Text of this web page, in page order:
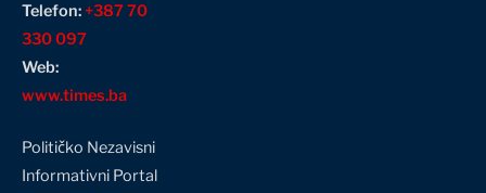
Telefon:+387 70
330 097
Web:
www.times.ba
Političko Nezavisni
Informativni Portal